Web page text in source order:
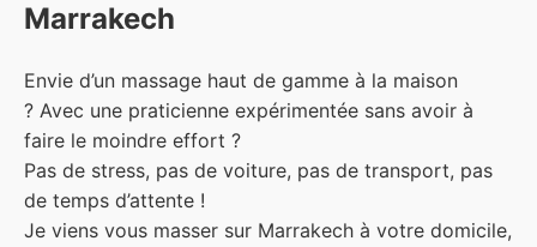
Marrakech
Envie d’un massage haut de gamme à la maison
? Avec une praticienne expérimentée sans avoir à
faire le moindre effort ?
Pas de stress, pas de voiture, pas de transport, pas
de temps d’attente !
Je viens vous masser sur Marrakech à votre domicile,